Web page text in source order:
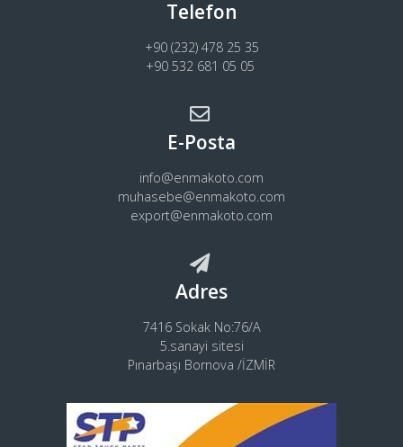
Telefon
+90 (232) 478 25 35
+90 532 681 05 05
E-Posta
info@enmakoto.com
muhasebe@enmakoto.com
export@enmakoto.com
Adres
7416 Sokak No:76/A
5.sanayi sitesi
Pınarbaşı Bornova /İZMİR